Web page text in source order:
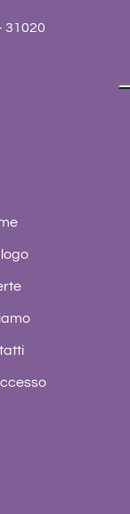
31020